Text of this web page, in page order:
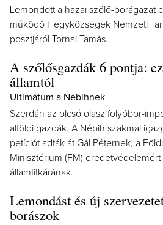
Lemondott a hazai szőlő-borágazat
működő Hegyközségek Nemzeti
posztjáról Tornai Tamás.
A szőlősgazdák 6 pontja:
államtól
Ultimátum a Nébihnek
Szerdán az olcsó olasz folyóbor-
alföldi gazdák. A Nébih szakmai
petíciót adták át Gál Péternek, a
Minisztérium (FM)
államtitkárának.
Lemondást és új
borászok